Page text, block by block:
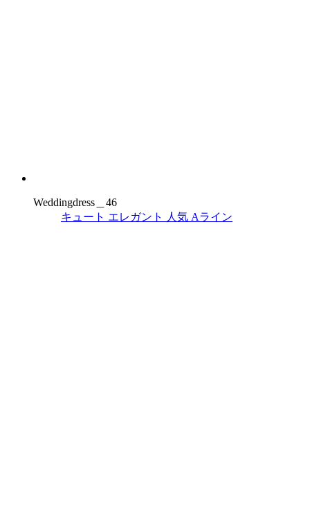
Weddingdress＿46
キュート エレガント 人気 Aライン